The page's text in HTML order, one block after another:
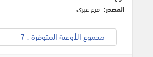
المصدر: فرع عبري
مجموع الأوعية المتوفرة : 7